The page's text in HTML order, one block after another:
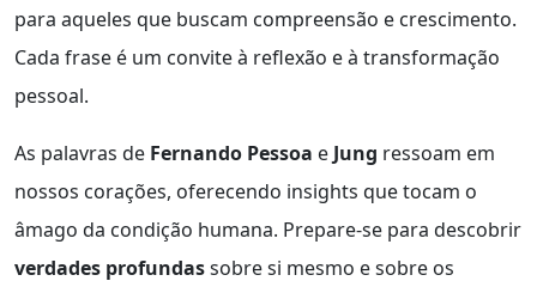
para aqueles que buscam compreensão e crescimento.
Cada frase é um convite à reflexão e à transformação
pessoal.
As palavras de Fernando Pessoa e Jung ressoam em
nossos corações, oferecendo insights que tocam o
âmago da condição humana. Prepare-se para descobrir
verdades profundassobre si mesmo e sobre os